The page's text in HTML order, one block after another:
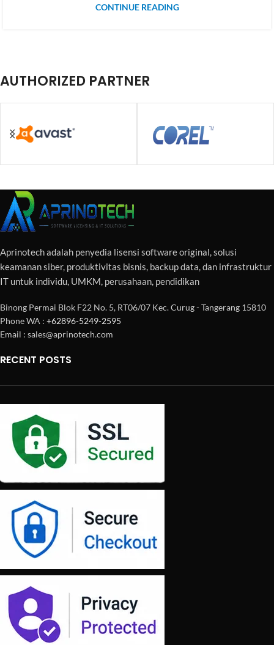
CONTINUE READING
AUTHORIZED PARTNER
Aprinotech adalah penyedia lisensi software original, solusi
keamanan siber, produktivitas bisnis, backup data, dan infrastruktur
IT untuk individu, UMKM, perusahaan, pendidikan
Binong Permai Blok F22 No. 5, RT06/07 Kec. Curug - Tangerang 15810
Phone WA : +62896-5249-2595
Email : sales@aprinotech.com
RECENT POSTS